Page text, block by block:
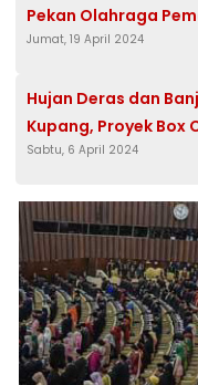
Pekan Olahraga
Jumat, 19 April 2024
Hujan Deras dan
Kupang, Proyek Box
Sabtu, 6 April 2024